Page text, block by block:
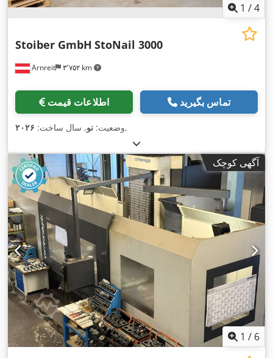
1 /4
Arnreit ۳٬۷۵۲ km
Stoiber GmbH StoNail 3000
اطلاعات قیمت تماس بگیرید
وضعیت: نو, سال ساخت: ۲۰۲۶ ,
آگهی کوچک
1 / 6